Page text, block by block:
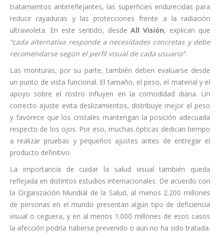
tratamientos antirreflejantes, las superficies endurecidas para
reducir rayaduras y las protecciones frente a la radiación
ultravioleta. En este sentido, desde All Visión, explican que
“cada alternativa responde a necesidades concretas y debe
recomendarse según el perfil visual de cada usuario”.
Las monturas, por su parte, también deben evaluarse desde
un punto de vista funcional. El tamaño, el peso, el material y el
apoyo sobre el rostro influyen en la comodidad diaria. Un
correcto ajuste evita deslizamientos, distribuye mejor el peso
y favorece que los cristales mantengan la posición adecuada
respecto de los ojos. Por eso, muchas ópticas dedican tiempo
a realizar pruebas y pequeños ajustes antes de entregar el
producto definitivo.
La importancia de cuidar la salud visual también queda
reflejada en distintos estudios internacionales. De acuerdo con
la Organización Mundial de la Salud, al menos 2.200 millones
de personas en el mundo presentan algún tipo de deficiencia
visual o ceguera, y en al menos 1.000 millones de esos casos
la afección podría haberse prevenido o aún no ha sido tratada.